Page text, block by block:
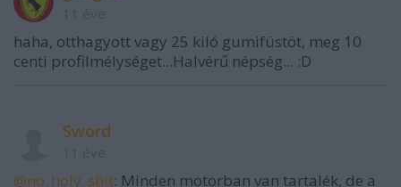
haha, otthagyott vagy 25 kiló gumifüstöt, meg 10
centi profilmélységet...Halvérű népség... :D
Sword
@no_holy_shit: Minden motorban van tartalék, de a